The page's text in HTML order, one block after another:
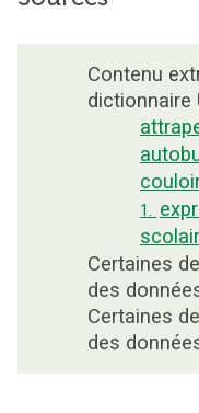
Contenu
dictionnaire
1.
Certaines
des
Certaines
des